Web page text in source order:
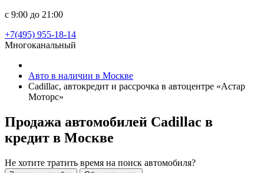
с 9:00 до 21:00
+7(495) 955-18-14
Многоканальный
Авто в наличии в Москве
Cadillac, автокредит и рассрочка в автоцентре «Астар
Моторс»
Продажа автомобилей Cadillac в
кредит в Москве
Не хотите тратить время на поиск автомобиля?